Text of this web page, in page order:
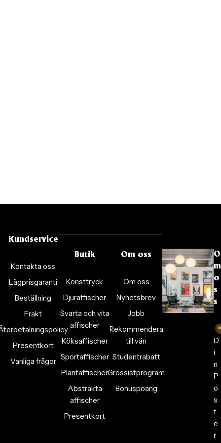
Kundservice
Kontakta oss
Lågprisgaranti
Beställning
Frakt
Presentkort
Vanliga frågor
Butik
Konsttryck
Djuraffischer
Svarta och vita
affischer
Köksaffischer
Sportaffischer
Plantaffischer
Abstrakta
affischer
Presentkort
Om oss
Om oss
Nyhetsbrev
Jobb
Rekommendera
till vän
Studentrabatt
Grossistprogram
Bonuspoäng
O
m
o
s
s
D
i
n
P
o
s
t
e
r